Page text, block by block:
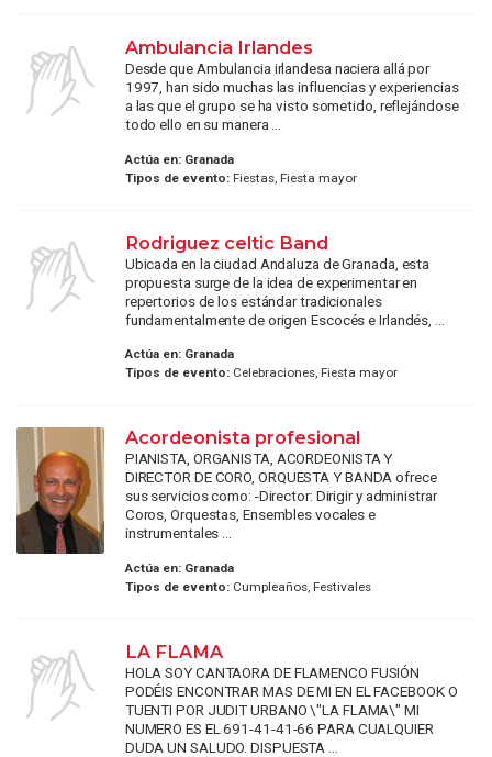
Ambulancia Irlandes
Desde que Ambulancia irlandesa naciera allá por
1997, han sido muchas las influencias y experiencias
a las que el grupo se ha visto sometido, reflejándose
todo ello en su manera ...
Actúa en: Granada
Tipos de evento:Fiestas, Fiesta mayor
Rodriguez celtic Band
Ubicada en la ciudad Andaluza de Granada, esta
propuesta surge de la idea de experimentar en
repertorios de los estándar tradicionales
fundamentalmente de origen Escocés e Irlandés, ...
Actúa en: Granada
Tipos de evento:Celebraciones, Fiesta mayor
Acordeonista profesional
PIANISTA, ORGANISTA, ACORDEONISTA Y
DIRECTOR DE CORO, ORQUESTA Y BANDA ofrece
sus servicios como: -Director: Dirigir y administrar
Coros, Orquestas, Ensembles vocales e
instrumentales ...
Actúa en: Granada
Tipos de evento:Cumpleaños, Festivales
LA FLAMA
HOLA SOY CANTAORA DE FLAMENCO FUSIÓN
PODÉIS ENCONTRAR MAS DE MI EN EL FACEBOOK O
TUENTI POR JUDIT URBANO \"LA FLAMA\" MI
NUMERO ES EL 691-41-41-66 PARA CUALQUIER
DUDA UN SALUDO. DISPUESTA ...